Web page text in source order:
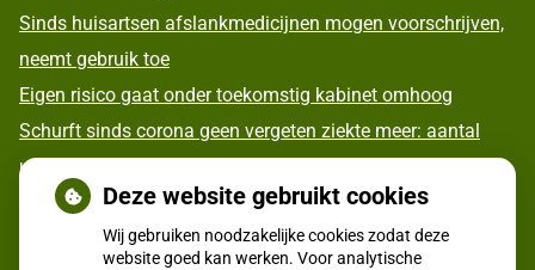
Sinds huisartsen afslankmedicijnen mogen voorschrijven,
neemt gebruik toe
Eigen risico gaat onder toekomstig kabinet omhoog
Schurft sinds corona geen vergeten ziekte meer: aantal
uitbraken fors gestegen
CZ vergoedt zorg van twee gespecialiseerde
revalidatieartsen niet meer
Deze website gebruikt cookies
Wij gebruiken noodzakelijke cookies zodat deze
website goed kan werken. Voor analytische